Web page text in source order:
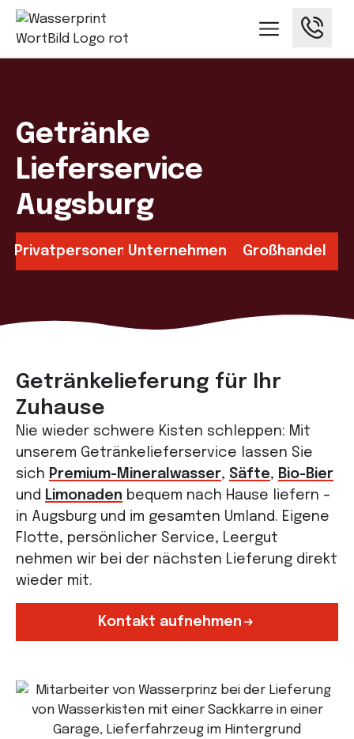
Getränke
Lieferservice
Augsburg
Privatpersonen Unternehmen Großhandel
Getränkelieferung für Ihr
Zuhause
Nie wieder schwere Kisten schleppen: Mit
unserem Getränke­lieferservice lassen Sie
sich Premium-Mineralwasser, Säfte, Bio-Bier
und Limonaden bequem nach Hause liefern –
in Augsburg und im gesamten Umland. Eigene
Flotte, persönlicher Service, Leergut
nehmen wir bei der nächsten Lieferung direkt
wieder mit.
Kontakt aufnehmen